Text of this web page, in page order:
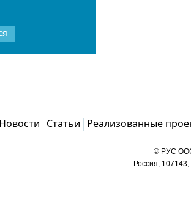
Новости Статьи Реализованные
© РУС ООО
Россия,